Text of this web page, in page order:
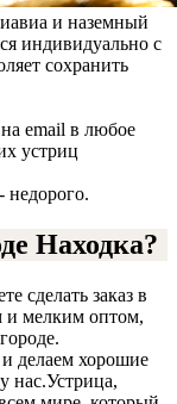
авиа и наземный
индивидуально с
сохранить
email в любое
устриц
Находка?
сделать заказ в
мелким оптом,
делаем хорошие
нас.Устрица,